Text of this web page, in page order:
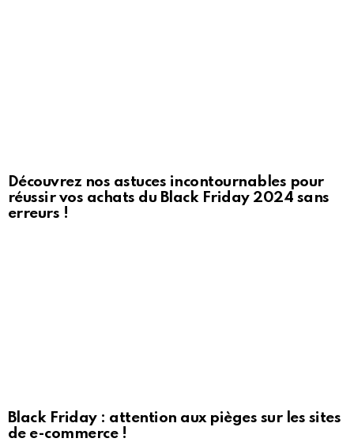
Découvrez nos astuces incontournables pour
réussir vos achats du Black Friday 2024 sans
erreurs !
Black Friday : attention aux pièges sur les sites
de e-commerce !